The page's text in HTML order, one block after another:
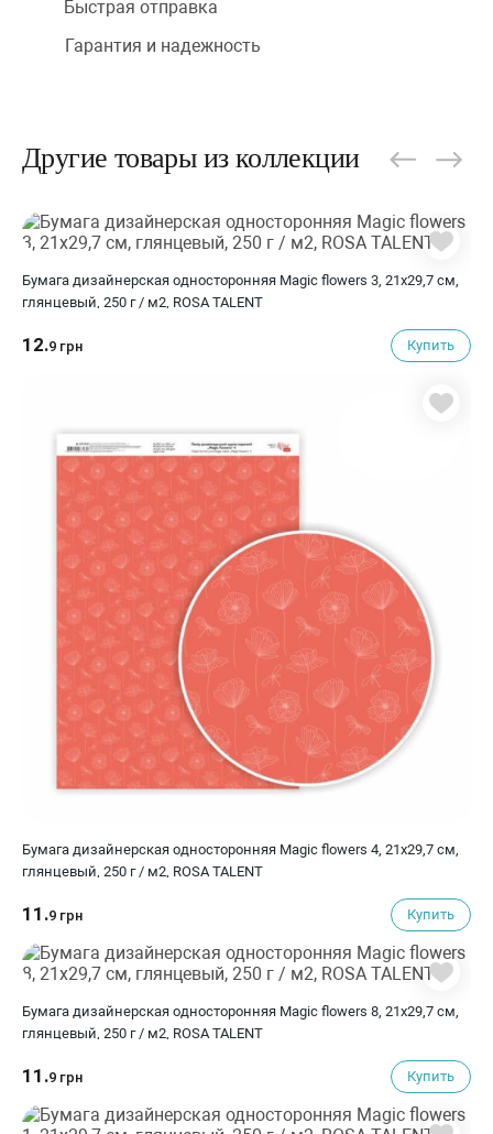
Быстрая отправка
Гарантия и надежность
Другие товары из коллекции
Бумага дизайнерская односторонняя Magic flowers 3, 21х29,7 см,
глянцевый, 250 г / м2, ROSA TALENT
12.9 грн Купить
Бумага дизайнерская односторонняя Magic flowers 4, 21х29,7 см,
глянцевый, 250 г / м2, ROSA TALENT
11.9 грн Купить
Бумага дизайнерская односторонняя Magic flowers 8, 21х29,7 см,
глянцевый, 250 г / м2, ROSA TALENT
11.9 грн Купить